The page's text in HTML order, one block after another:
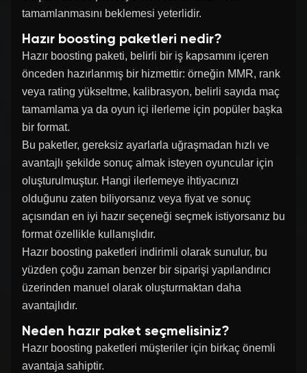
tamamlanmasını beklemesi yeterlidir.
Hazır boosting paketleri nedir?
Hazır boosting paketi, belirli bir iş kapsamını içeren
önceden hazırlanmış bir hizmettir: örneğin MMR, rank
veya rating yükseltme, kalibrasyon, belirli sayıda maç
tamamlama ya da oyun içi ilerleme için popüler başka
bir format.
Bu paketler, gereksiz ayarlarla uğraşmadan hızlı ve
avantajlı şekilde sonuç almak isteyen oyuncular için
oluşturulmuştur. Hangi ilerlemeye ihtiyacınızı
olduğunu zaten biliyorsanız veya fiyat ve sonuç
açısından en iyi hazır seçeneği seçmek istiyorsanız bu
format özellikle kullanışlıdır.
Hazır boosting paketleri indirimli olarak sunulur, bu
yüzden çoğu zaman benzer bir siparişi yapılandırıcı
üzerinden manuel olarak oluşturmaktan daha
avantajlıdır.
Neden hazır paket seçmelisiniz?
Hazır boosting paketleri müşteriler için birkaç önemli
avantaja sahiptir.